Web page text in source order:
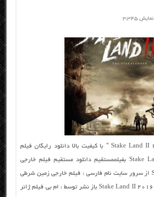
نمایش 3,345
دانلود خارجی “Stake Land II 2016 ” با کیفیت بالا دانلود رایگان فیلم
خارجی Stake Land II 2016 بفیلممستقیم دانلود مستقیم فیلم خارجی
Stake Land II 2016 از سرور سایت نام فارسی : فیلم خارجی زمین شرطی
۲۰۱۶ نام انگلیسی : Stake Land II 2016 باز نشر توسط : ام بی فیلم ژانر